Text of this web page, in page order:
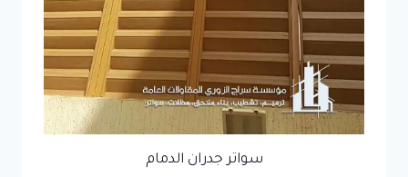
سواتر جدران الدمام